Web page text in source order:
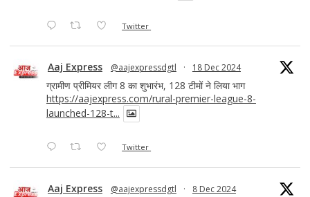
Twitter
Aaj Express @aajexpressdgtl · 18 Dec 2024
ग्रामीण प्रीमियर लीग 8 का शुभारंभ, 128 टीमों ने लिया भाग
https://aajexpress.com/rural-premier-league-8-
launched-128-t...
Twitter
Aaj Express @aajexpressdgtl · 8 Dec 2024